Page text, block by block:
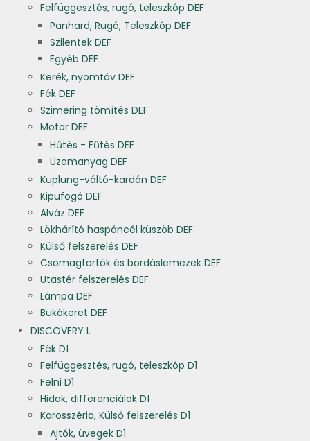
Felfüggesztés, rugó, teleszkóp DEF
Panhard, Rugó, Teleszkóp DEF
Szilentek DEF
Egyéb DEF
Kerék, nyomtáv DEF
Fék DEF
Szimering tömítés DEF
Motor DEF
Hűtés - Fűtés DEF
Üzemanyag DEF
Kuplung-váltó-kardán DEF
Kipufogó DEF
Alváz DEF
Lökhárító haspáncél küszöb DEF
Külső felszerelés DEF
Csomagtartók és bordáslemezek DEF
Utastér felszerelés DEF
Lámpa DEF
Bukókeret DEF
DISCOVERY I.
Fék D1
Felfüggesztés, rugó, teleszkóp D1
Felni D1
Hidak, differenciálok D1
Karosszéria, Külső felszerelés D1
Ajtók, üvegek D1